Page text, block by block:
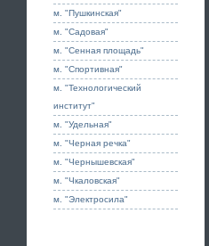
м. "Пушкинская"
м. "Садовая"
м. "Сенная площадь"
м. "Спортивная"
м. "Технологический
институт"
м. "Удельная"
м. "Черная речка"
м. "Чернышевская"
м. "Чкаловская"
м. "Электросила"